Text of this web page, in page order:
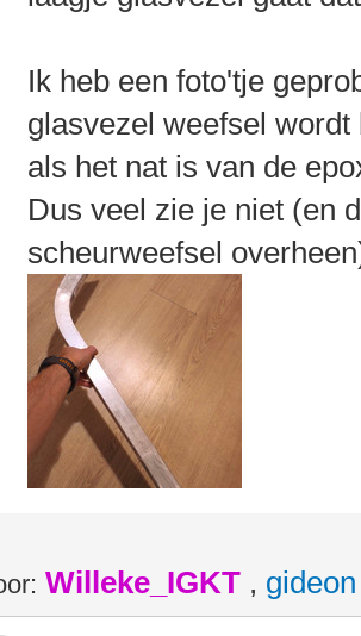
Ik heb een foto'tje
glasvezel weefsel
als het nat is van de
Dus veel zie je niet (en
scheurweefsel
Willeke_IGKT , gideon